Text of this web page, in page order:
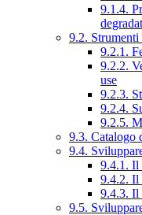
9.1.4.
9.2.
9.2.1.
9.2.2.
use
9.2.3.
9.2.4.
9.2.5.
9.3. Catalogo
9.4.
9.4.1. Il
9.4.2. Il
9.4.3. Il
9.5.